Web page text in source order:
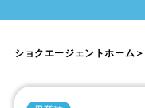
ショクエージェントホーム ＞